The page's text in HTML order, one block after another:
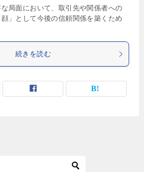
局面において、取引先や関係者への
」として今後の信頼関係を築くため
続きを読む